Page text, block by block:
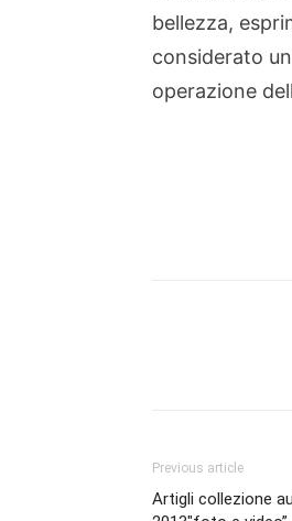
bellezza,
considerato
operazione
Previous article
Artigli collezione